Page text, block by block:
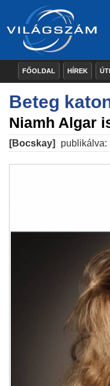
FŐOLDAL HÍREK
Beteg
Niamh Algar
[Bocskay] publikálva: